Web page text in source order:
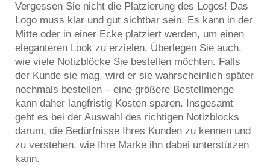
Vergessen Sie nicht die Platzierung des Logos! Das
Logo muss klar und gut sichtbar sein. Es kann in der
Mitte oder in einer Ecke platziert werden, um einen
eleganteren Look zu erzielen. Überlegen Sie auch,
wie viele Notizblöcke Sie bestellen möchten. Falls
der Kunde sie mag, wird er sie wahrscheinlich später
nochmals bestellen – eine größere Bestellmenge
kann daher langfristig Kosten sparen. Insgesamt
geht es bei der Auswahl des richtigen Notizblocks
darum, die Bedürfnisse Ihres Kunden zu kennen und
zu verstehen, wie Ihre Marke ihn dabei unterstützen
kann.